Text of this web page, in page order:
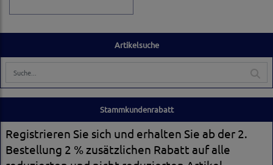
Artikelsuche
Stammkundenrabatt
Registrieren Sie sich und erhalten Sie ab der 2.
Bestellung 2 % zusätzlichen Rabatt auf alle